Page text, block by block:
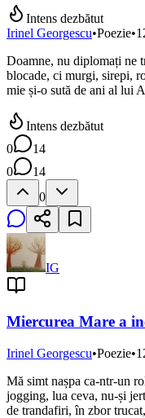
Intens dezbătut
Irinel Georgescu•Poezie•
Doamne, nu diplomați ne
blocade, ci murgi, sirepi,
mie și-o sută de ani al lui
Intens dezbătut
0
14
0
14
0
IG
Miercurea Mare a
Irinel Georgescu•Poezie•
Mă simt nașpa ca-ntr-un
jogging, lua ceva, nu-și
de trandafiri, în zbor